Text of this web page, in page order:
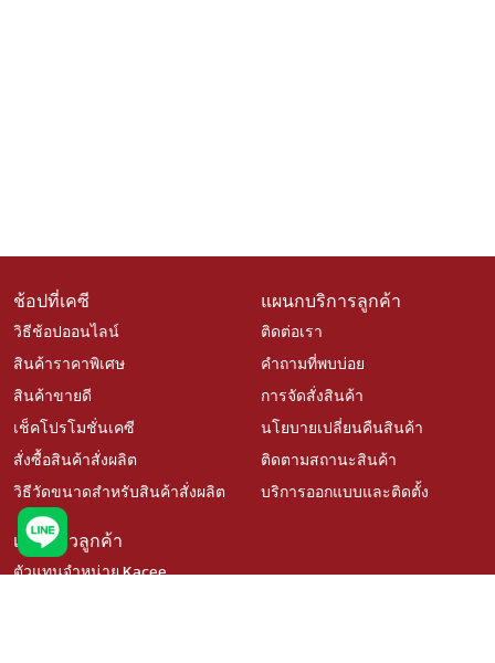
ช้อปที่เคซี
วิธีช้อปออนไลน์
สินค้าราคาพิเศษ
สินค้าขายดี
เช็คโปรโมชั่นเคซี
สั่งซื้อสินค้าสั่งผลิต
วิธีวัดขนาดสำหรับสินค้าสั่งผลิต
แผนกบริการลูกค้า
ติดต่อเรา
คำถามที่พบบ่อย
การจัดสั่งสินค้า
นโยบายเปลี่ยนคืนสินค้า
ติดตามสถานะสินค้า
บริการออกแบบและติดตั้ง
เรื่องราวลูกค้า
ตัวแทนจำหน่าย Kacee